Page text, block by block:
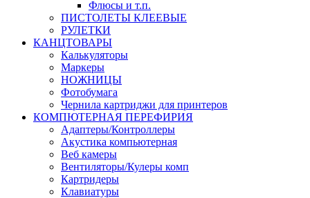
Флюсы и т.п.
ПИСТОЛЕТЫ КЛЕЕВЫЕ
РУЛЕТКИ
КАНЦТОВАРЫ
Калькуляторы
Маркеры
НОЖНИЦЫ
Фотобумага
Чернила картриджи для принтеров
КОМПЮТЕРНАЯ ПЕРЕФИРИЯ
Адаптеры/Контроллеры
Акустика компьютерная
Веб камеры
Вентиляторы/Кулеры комп
Картридеры
Клавиатуры